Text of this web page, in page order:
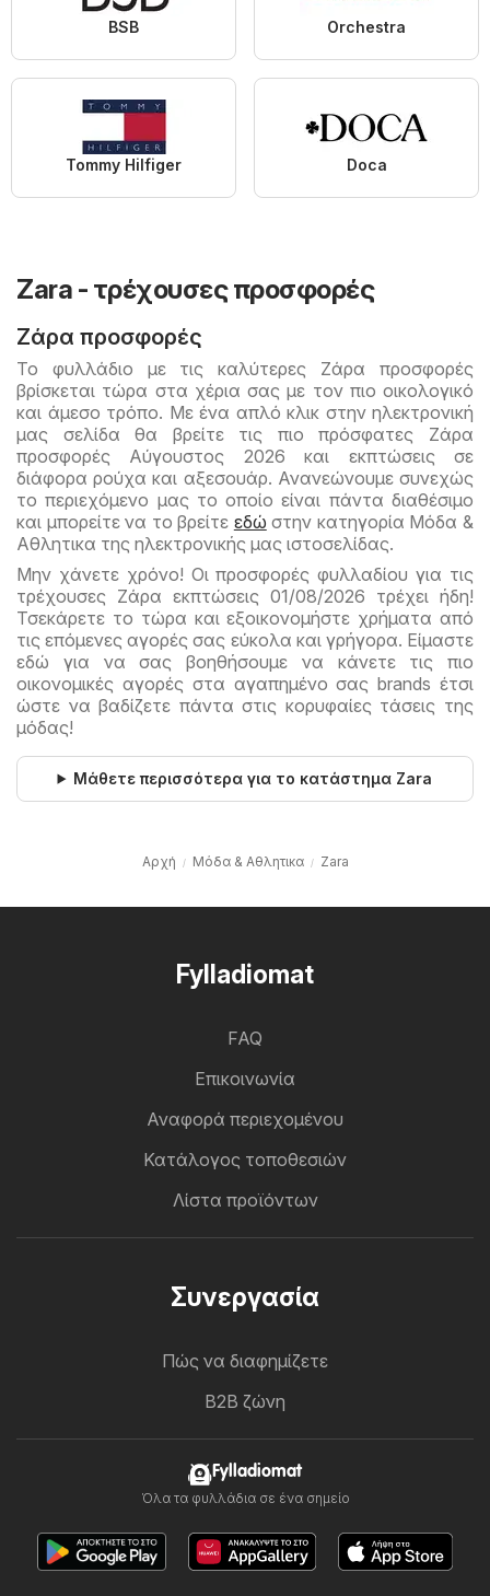
BSB Orchestra
Tommy Hilfiger Doca
Zara - τρέχουσες προσφορές
Ζάρα προσφορές
Το φυλλάδιο με τις καλύτερες Ζάρα προσφορές
βρίσκεται τώρα στα χέρια σας με τον πιο οικολογικό
και άμεσο τρόπο. Με ένα απλό κλικ στην ηλεκτρονική
μας σελίδα θα βρείτε τις πιο πρόσφατες Ζάρα
προσφορές Αύγουστος 2026 και εκπτώσεις σε
διάφορα ρούχα και αξεσουάρ. Ανανεώνουμε συνεχώς
το περιεχόμενο μας το οποίο είναι πάντα διαθέσιμο
και μπορείτε να το βρείτε εδώ στην κατηγορία Μόδα &
Aθλητικα της ηλεκτρονικής μας ιστοσελίδας.
Μην χάνετε χρόνο! Οι προσφορές φυλλαδίου για τις
τρέχουσες Ζάρα εκπτώσεις 01/08/2026 τρέχει ήδη!
Τσεκάρετε το τώρα και εξοικονομήστε χρήματα από
τις επόμενες αγορές σας εύκολα και γρήγορα. Είμαστε
εδώ για να σας βοηθήσουμε να κάνετε τις πιο
οικονομικές αγορές στα αγαπημένο σας brands έτσι
ώστε να βαδίζετε πάντα στις κορυφαίες τάσεις της
μόδας!
Μάθετε περισσότερα για το κατάστημα Zara
Αρχή Μόδα & Aθλητικα Zara
Fylladiomat
FAQ
Επικοινωνία
Αναφορά περιεχομένου
Κατάλογος τοποθεσιών
Λίστα προϊόντων
Συνεργασία
Πώς να διαφημίζετε
B2B ζώνη
Fylladiomat
Όλα τα φυλλάδια σε ένα σημείο